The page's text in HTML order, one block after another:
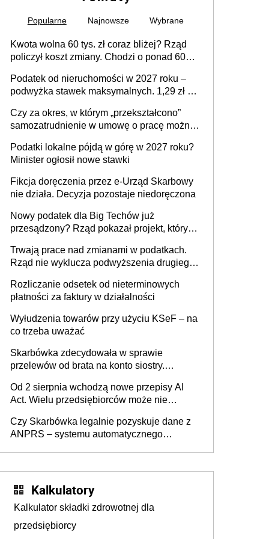
Popularne Najnowsze Wybrane
Kwota wolna 60 tys. zł coraz bliżej? Rząd
policzył koszt zmiany. Chodzi o ponad 60
Podatek od nieruchomości w 2027 roku –
podwyżka stawek maksymalnych. 1,29 zł za
budynków i lokali związanych z
prowadzeniem działalności gospodarczej
Czy za okres, w którym „przekształcono”
samozatrudnienie w umowę o pracę można
umowy cywilnoprawnej jedynym
racjonalnym wyjściem
Podatki lokalne pójdą w górę w 2027 roku?
Minister ogłosił nowe stawki
Fikcja doręczenia przez e-Urząd Skarbowy
nie działa. Decyzja pozostaje niedoręczona
Nowy podatek dla Big Techów już
przesądzony? Rząd pokazał projekt, który
Trwają prace nad zmianami w podatkach.
Rząd nie wyklucza podwyższenia drugiego
Rozliczanie odsetek od nieterminowych
płatności za faktury w działalności
Wyłudzenia towarów przy użyciu KSeF – na
co trzeba uważać
Skarbówka zdecydowała w sprawie
przelewów od brata na konto siostry.
darowizna, ale podatku jednak nie będzie
Od 2 sierpnia wchodzą nowe przepisy AI
Act. Wielu przedsiębiorców może nie
Czy Skarbówka legalnie pozyskuje dane z
ANPRS – systemu automatycznego
Kalkulatory
Kalkulator składki zdrowotnej dla
przedsiębiorcy